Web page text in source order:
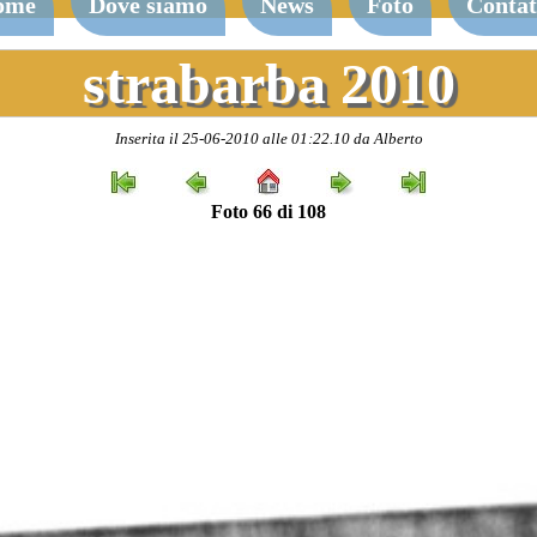
strabarba 2010
Inserita il 25-06-2010 alle 01:22.10 da Alberto
Foto 66 di 108